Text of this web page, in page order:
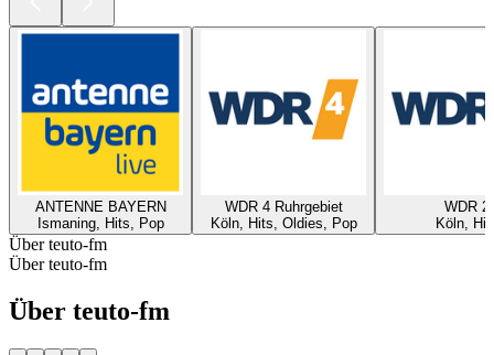
ANTENNE BAYERN
Ismaning, Hits, Pop
WDR 4 Ruhrgebiet
Köln, Hits, Oldies, Pop
WDR 2
Köln,
Über teuto-fm
Über teuto-fm
Über teuto-fm